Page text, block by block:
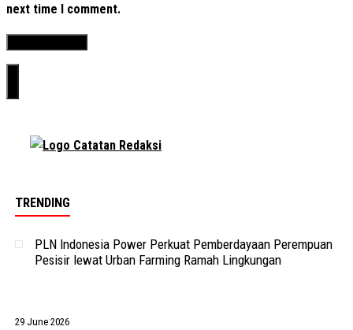
next time I comment.
TRENDING
PLN Indonesia Power Perkuat Pemberdayaan Perempuan
Pesisir lewat Urban Farming Ramah Lingkungan
29 June 2026